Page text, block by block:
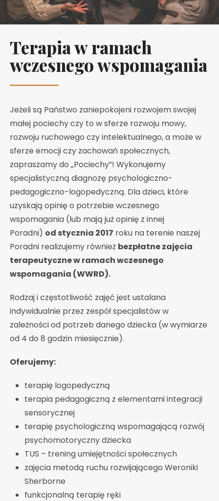
Terapia w ramach
wczesnego wspomagania
Jeżeli są Państwo zaniepokojeni rozwojem swojej
małej pociechy czy to w sferze rozwoju mowy,
rozwoju ruchowego czy intelektualnego, a może w
sferze emocji czy zachowań społecznych,
zapraszamy do „Pociechy”! Wykonujemy
specjalistyczną diagnozę psychologiczno-
pedagogiczno-logopedyczną. Dla dzieci, które
uzyskają opinię o potrzebie wczesnego
wspomagania (lub mają już opinię z innej
Poradni) od stycznia 2017 roku na terenie naszej
Poradni realizujemy również bezpłatne zajęcia
terapeutyczne w ramach wczesnego
wspomagania (WWRD).
Rodzaj i częstotliwość zajęć jest ustalana
indywidualnie przez zespół specjalistów w
zależności od potrzeb danego dziecka (w wymiarze
od 4 do 8 godzin miesięcznie).
Oferujemy:
terapię logopedyczną
terapia pedagogiczną z elementami integracji
sensorycznej
terapię psychologiczną wspomagającą rozwój
psychomotoryczny dziecka
TUS – trening umiejętności społecznych
zajęcia metodą ruchu rozwijającego Weroniki
Sherborne
funkcjonalną terapię ręki